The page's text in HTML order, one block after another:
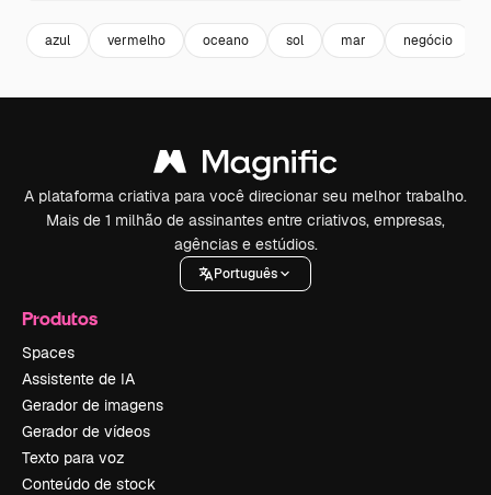
azul vermelho oceano sol mar negócio
A plataforma criativa para você direcionar seu melhor trabalho.
Mais de 1 milhão de assinantes entre criativos, empresas,
agências e estúdios.
Português
Produtos
Spaces
Assistente de IA
Gerador de imagens
Gerador de vídeos
Texto para voz
Conteúdo de stock